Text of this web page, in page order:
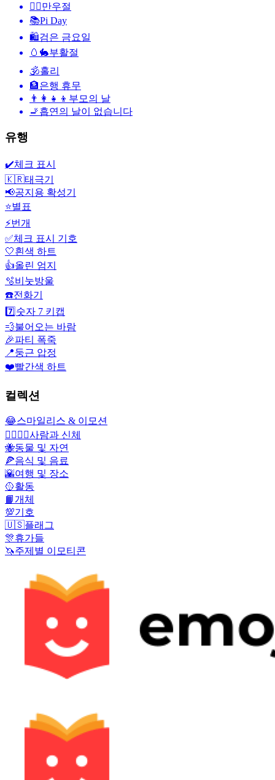
🙆‍♂️만우절
📚Pi Day
🛍검은 금요일
🥚🐇부활절
🕉홀리
🏦은행 휴무
👨‍👩‍👧‍👦 부모의 날
🚬 흡연의 날이 없습니다
유행
✔️체크 표시
🇰🇷태극기
📢공지용 확성기
⭐별표
⚡번개
✅체크 표시 기호
🤍흰색 하트
👍올린 엄지
🫧비눗방울
☎️전화기
7️⃣ 숫자 7 키캡
💨불어오는 바람
🎉파티 폭죽
📍둥근 압정
❤️빨간색 하트
컬렉션
😂스마일리스 & 이모션
👩‍❤️‍💋‍👨사람과 신체
🐝동물 및 자연
🍕음식 및 음료
🌇여행 및 장소
🥎활동
📙개체
💯기호
🇺🇸플래그
🎊휴가들
🦄주제별 이모티콘